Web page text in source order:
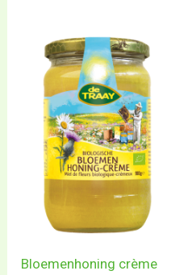
Bloemenhoning crème